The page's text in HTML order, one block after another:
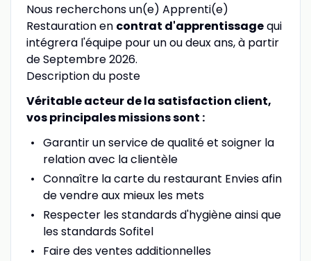
Nous recherchons un(e) Apprenti(e)
Restauration en contrat d'apprentissagequi
intégrera l'équipe pour un ou deux ans, à partir
de Septembre 2026.
Description du poste
Véritable acteur de la satisfaction client,
vos principales missions sont :
Garantir un service de qualité et soigner la
relation avec la clientèle
Connaître la carte du restaurant Envies afin
de vendre aux mieux les mets
Respecter les standards d'hygiène ainsi que
les standards Sofitel
Faire des ventes additionnelles